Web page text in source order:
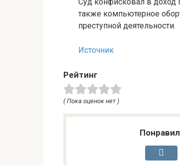
также компьютерное
преступной деятельности.
Источник
Рейтинг
( Пока оценок нет )